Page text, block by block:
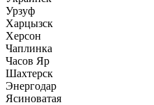
Урзуф
Харцызск
Херсон
Чаплинка
Часов Яр
Шахтерск
Энергодар
Ясиноватая